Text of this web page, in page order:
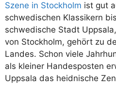
Szene in Stockholm ist gut
schwedischen Klassikern
schwedische Stadt
von Stockholm, gehört zu
Landes. Schon viele
als kleiner Handesposten
Uppsala das heidnische